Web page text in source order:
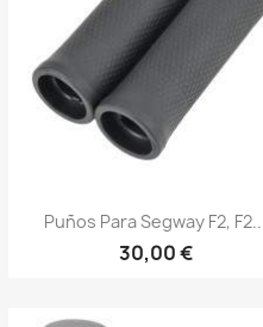
Vista rápida
Puños Para Segway F2, F2...
30,00 €